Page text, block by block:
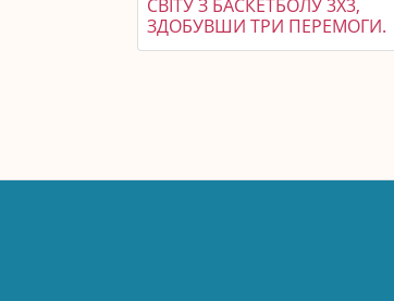
СВІТУ З БАСКЕТБОЛУ 3X3,
ЗДОБУВШИ ТРИ ПЕРЕМОГИ.